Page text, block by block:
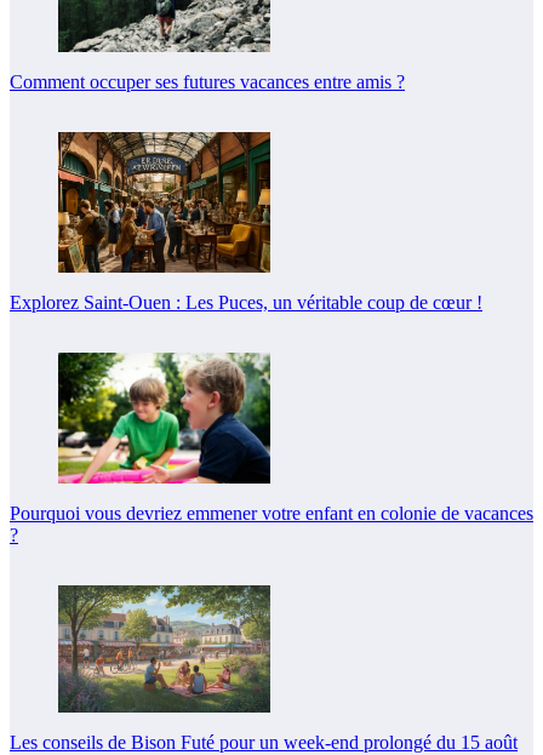
Comment occuper ses futures vacances entre amis ?
Explorez Saint-Ouen : Les Puces, un véritable coup de cœur !
Pourquoi vous devriez emmener votre enfant en colonie de vacances
?
Les conseils de Bison Futé pour un week-end prolongé du 15 août